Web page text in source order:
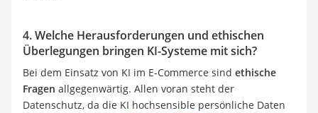
4. Welche Herausforderungen und ethischen
Überlegungen bringen KI-Systeme mit sich?
Bei dem Einsatz von KI im E-Commerce sind ethische
Fragen allgegenwärtig. Allen voran steht der
Datenschutz, da die KI hochsensible persönliche Daten